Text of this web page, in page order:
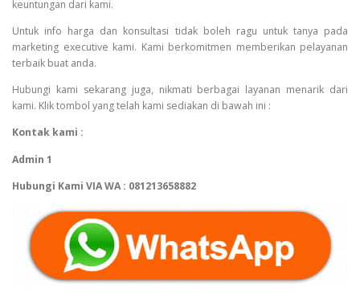
keuntungan dari kami.
Untuk info harga dan konsultasi tidak boleh ragu untuk tanya pada
marketing executive kami. Kami berkomitmen memberikan pelayanan
terbaik buat anda.
Hubungi kami sekarang juga, nikmati berbagai layanan menarik dari
kami. Klik tombol yang telah kami sediakan di bawah ini :
Kontak kami :
Admin 1
Hubungi Kami VIA WA : 081213658882